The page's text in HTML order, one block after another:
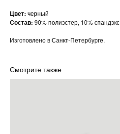
Цвет: черный
Состав: 90% полиэстер, 10% спандэкс
Изготовлено в Санкт-Петербурге.
Смотрите также